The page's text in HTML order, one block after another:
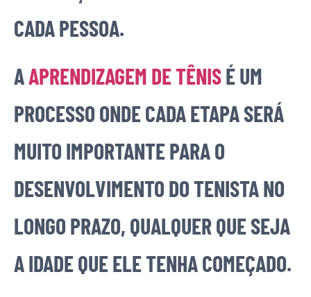
CADA PESSOA.
AAPRENDIZAGEM DE TÊNISÉ UM
PROCESSO ONDE CADA ETAPA SERÁ
MUITO IMPORTANTE PARA O
DESENVOLVIMENTO DO TENISTA NO
LONGO PRAZO, QUALQUER QUE SEJA
A IDADE QUE ELE TENHA COMEÇADO.